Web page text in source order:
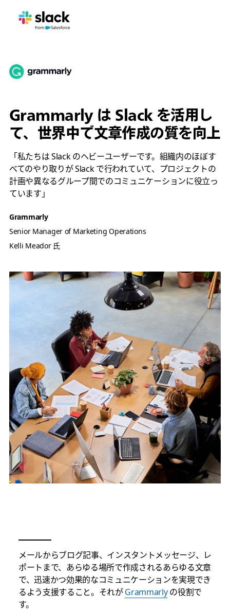
Grammarly は Slack を活用し
て、世界中で文章作成の質を向上
「私たちは Slack のヘビーユーザーです。組織内のほぼす
べてのやり取りが Slack で行われていて、プロジェクトの
計画や異なるグループ間でのコミュニケーションに役立っ
ています」
Grammarly
Senior Manager of Marketing Operations
Kelli Meador 氏
メールからブログ記事、インスタントメッセージ、レ
ポートまで、あらゆる場所で作成されるあらゆる文章
で、迅速かつ効果的なコミュニケーションを実現でき
るよう支援すること。それがGrammarlyの役割で
す。